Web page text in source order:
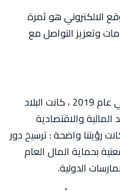
الالكتروني هو ثمرة
وتعزيز التواصل مع
عندما توليت رئاسة ديوان المحاسبة في عام 2019 ، كانت البلاد
والاقتصادية
رؤيتنا واضحة : ترسيخ دور
بحماية المال العام
الدولية.